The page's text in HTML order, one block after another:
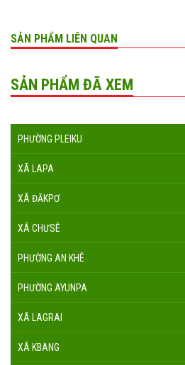
SẢN PHẨM LIÊN QUAN
SẢN PHẨM ĐÃ XEM
PHƯỜNG PLEIKU
XÃ LAPA
XÃ ĐĂKPƠ
XÃ CHƯSÊ
PHƯỜNG AN KHÊ
PHƯỜNG AYUNPA
XÃ LAGRAI
XÃ KBANG